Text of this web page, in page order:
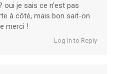
oui je sais ce n’est pas
à côté, mais bon sait-on
merci !
Log in to Reply